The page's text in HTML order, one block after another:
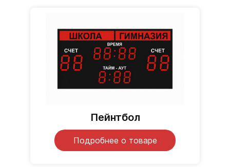
Пейнтбол
Подробнее о товаре